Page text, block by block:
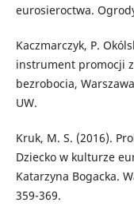
eurosieroctwa.
Kaczmarczyk, P.
instrument promocji
bezrobocia,
UW.
Kruk, M. S. (2016).
Dziecko w kulturze
Katarzyna Bogacka.
359-369.